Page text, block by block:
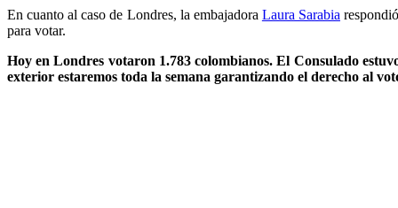
En cuanto al caso de Londres, la embajadora Laura Sarabia
para votar.
Hoy en Londres votaron 1.783 colombianos. El Consulado
exterior estaremos toda la semana garantizando el derecho al